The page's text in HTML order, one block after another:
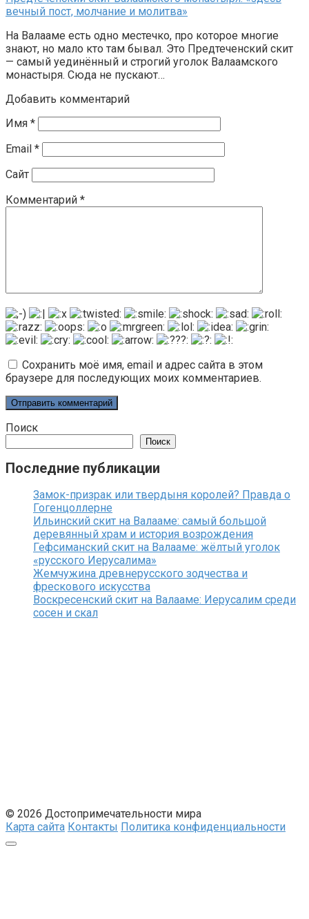
вечный пост, молчание и молитва»
На Валааме есть одно местечко, про которое многие
знают, но мало кто там бывал. Это Предтеченский скит
— самый уединённый и строгий уголок Валаамского
монастыря. Сюда не пускают…
Добавить комментарий
Имя *
Email *
Сайт
Комментарий *
Сохранить моё имя, email и адрес сайта в этом
браузере для последующих моих комментариев.
Поиск
Поиск
Последние публикации
Замок-призрак или твердыня королей? Правда о
Гогенцоллерне
Ильинский скит на Валааме: самый большой
деревянный храм и история возрождения
Гефсиманский скит на Валааме: жёлтый уголок
«русского Иерусалима»
Жемчужина древнерусского зодчества и
фрескового искусства
Воскресенский скит на Валааме: Иерусалим среди
сосен и скал
© 2026 Достопримечательности мира
Карта сайта Контакты Политика конфиденциальности